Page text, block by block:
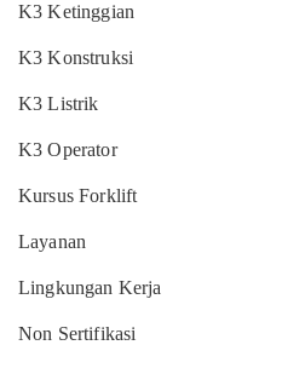
K3 Ketinggian
K3 Konstruksi
K3 Listrik
K3 Operator
Kursus Forklift
Layanan
Lingkungan Kerja
Non Sertifikasi